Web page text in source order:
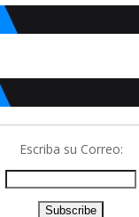
Escriba su Correo: